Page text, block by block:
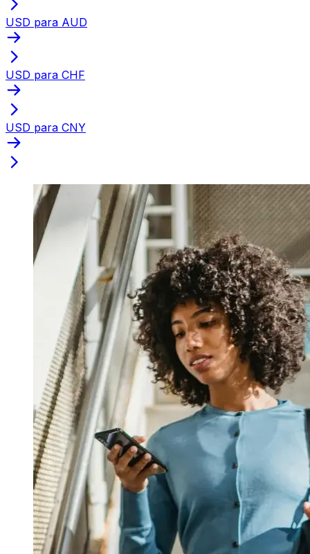
USD para AUD
USD para CHF
USD para CNY